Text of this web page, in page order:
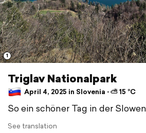
1
Triglav Nationalpark
April 4, 2025 in Slovenia ⋅ ⛅ 15 °C
So ein schöner Tag in der
See translation